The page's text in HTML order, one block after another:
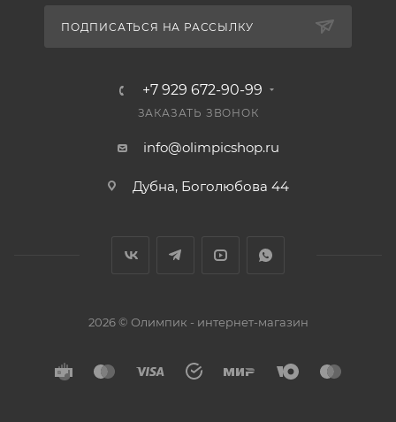
ПОДПИСАТЬСЯ НА РАССЫЛКУ
+7 929 672-90-99
ЗАКАЗАТЬ ЗВОНОК
info@olimpicshop.ru
Дубна, Боголюбова 44
2026 © Олимпик - интернет-магазин